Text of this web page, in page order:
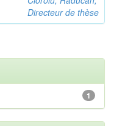
Directeur de thèse
1